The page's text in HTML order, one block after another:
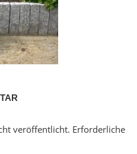
veröffentlicht. Erforderliche